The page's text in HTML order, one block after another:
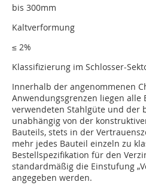
bis 300mm
Kaltverformung
≤ 2%
Klassifizierung im Schlosser-
Innerhalb der angenommenen
Anwendungsgrenzen liegen
verwendeten Stahlgüte und der
unabhängig von der
Bauteils, stets in der
mehr jedes Bauteil einzeln zu
Bestellspezifikation für den
standardmäßig die Einstufung
angegeben werden.